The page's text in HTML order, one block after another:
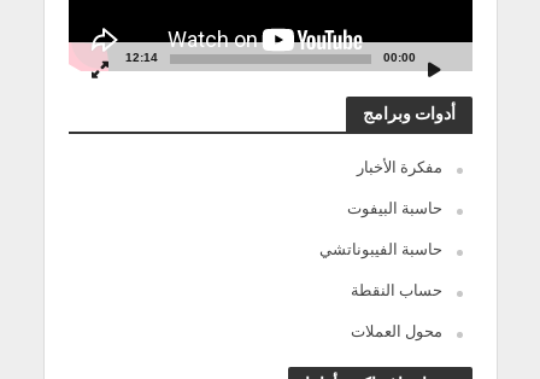
00:00
12:14
أدوات وبرامج
مفكرة الأخبار
حاسبة البيفوت
حاسبة الفيبوناتشي
حساب النقطة
محول العملات